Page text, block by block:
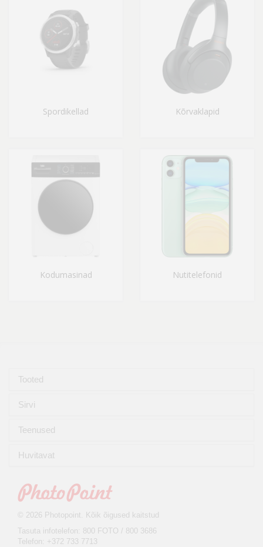
Spordikellad Kõrvaklapid
Kodumasinad Nutitelefonid
Tooted
Sirvi
Teenused
Huvitavat
© 2026 Photopoint. Kõik õigused kaitstud
Tasuta infotelefon: 800 FOTO / 800 3686
Telefon: +372 733 7713